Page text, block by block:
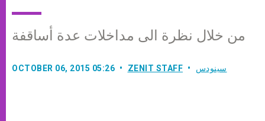
من خلال نظرة الى مداخلات عدة أساقفة
OCTOBER 06, 2015 05:26 ZENIT STAFF سينودس